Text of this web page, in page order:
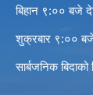
बिहान ९:०० बजे
शुक्रबार ९:००
सार्बजनिक